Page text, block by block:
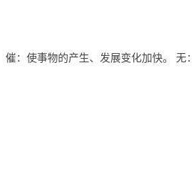
：使事物的产生、发展变化加快。 无：